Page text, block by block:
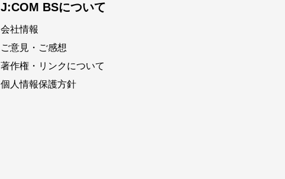
J:COM BSについて
会社情報
ご意見・ご感想
著作権・リンクについて
個人情報保護方針